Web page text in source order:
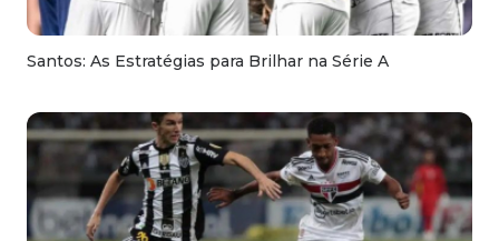
Santos: As Estratégias para Brilhar na Série A